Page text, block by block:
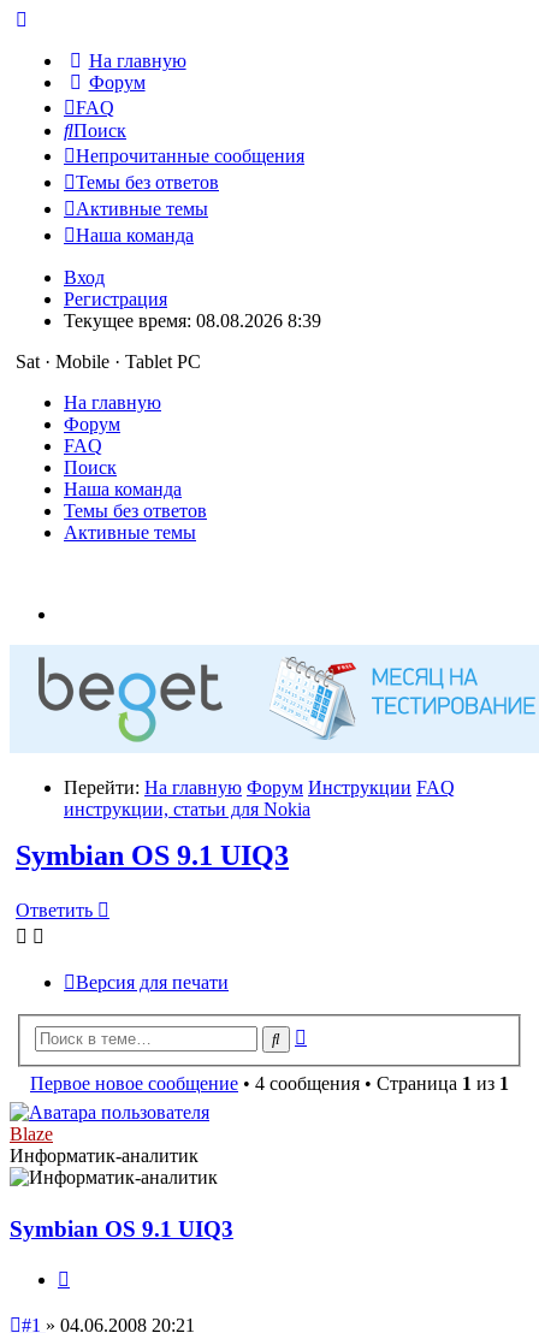
На главную
Форум
FAQ
Поиск
Непрочитанные сообщения
Темы без ответов
Активные темы
Наша команда
Вход
Регистрация
Текущее время: 08.08.2026 8:39
Sat · Mobile · Tablet PC
На главную
Форум
FAQ
Поиск
Наша команда
Темы без ответов
Активные темы
Перейти: На главную Форум Инструкции FAQ
инструкции, статьи для Nokia
Symbian OS 9.1 UIQ3
Ответить
Версия для печати
Поиск
Первое новое сообщение • 4 сообщения • Страница 1 из 1
Blaze
Информатик-аналитик
Symbian OS 9.1 UIQ3
Непрочитанное
#1 » 04.06.2008 20:21